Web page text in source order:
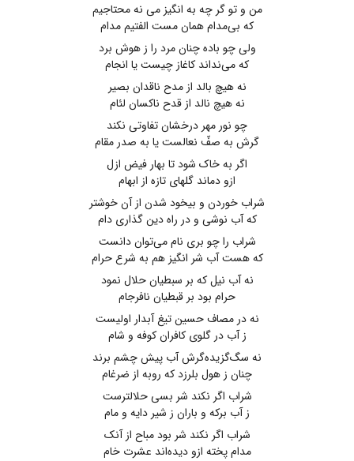
من و تو گر چه به‌ انگیز می نه محتاجیم
که بی‌مدام همان مست الفتیم مدام
ولی چو باده چنان مرد را ز هوش برد
که می‌نداند کاغاز چیست یا انجام
نه هیچ بالد از مدح ناقدان بصیر
نه هیچ نالد از قدح ناکسان لئام
چو نور مهر درخشان تفاوتی نکند
گرش به صفّ نعالست یا به صدر مقام
اگر به خاک شود تا بهار فیض ازل
ازو دماند گلهای تازه از ابهام
شراب خوردن و بیخود شدن از آن خوشتر
که آب نوشی و در راه دین ‌گذاری دام
شراب را چو بری نام می‌توان دانست
که هست آب شر انگیز هم به شرع حرام
نه آب نیل‌ که بر سبطیان حلال نمود
حرام بود بر قبطیان نافرجام
نه در مصاف حسین تیغ آبدار اولیست
ز آب در گلوی کافران کوفه و شام
نه سگ‌گزیده‌گرش آب پیش چشم برند
چنان ز هول بلرزد که روبه از ضرغام
شراب اگر نکند شر بسی حلالترست
ز آب برکه و باران ز شیر دایه و مام
شراب اگر نکند شر بود مباح از آنک
مدام پخته ازو دیده‌اند عشرت خام